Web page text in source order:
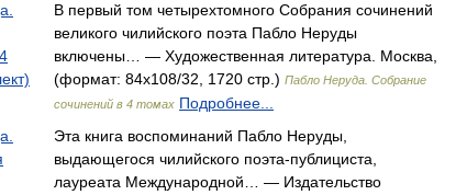
В первый том четырехтомного Собрания сочинений
великого чилийского поэта Пабло Неруды
включены… — Художественная литература. Москва,
(формат: 84x108/32, 1720 стр.) Пабло Неруда. Собрание
сочинений в 4 томах Подробнее...
Эта книга воспоминаний Пабло Неруды,
выдающегося чилийского поэта-публициста,
лауреата Международной… — Издательство